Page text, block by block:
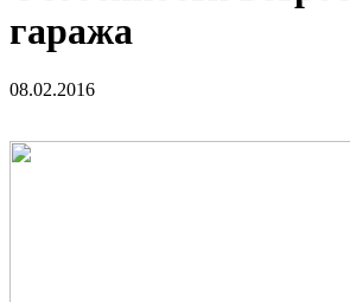
гаража
08.02.2016